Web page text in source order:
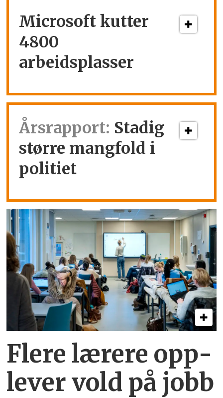
Microsoft kutter
4800
arbeidsplasser
Årsrapport: Stadig
større mangfold i
politiet
Flere lærere opp­
lever vold på jobb